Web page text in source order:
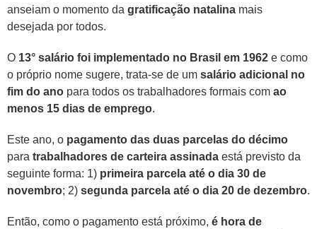
anseiam o momento da gratificação natalina mais
desejada por todos.
O 13° salário foi implementado no Brasil em 1962 e como
o próprio nome sugere, trata-se de um salário adicional no
fim do ano para todos os trabalhadores formais com ao
menos 15 dias de emprego.
Este ano, o pagamento das duas parcelas do décimo
para trabalhadores de carteira assinada está previsto da
seguinte forma: 1) primeira parcela até o dia 30 de
novembro; 2) segunda parcela até o dia 20 de dezembro.
Então, como o pagamento está próximo, é hora de